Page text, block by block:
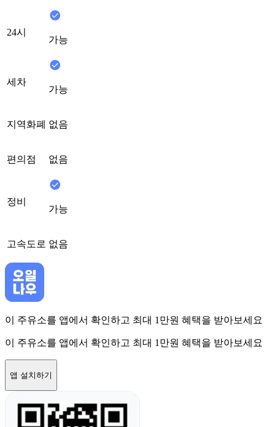
24시
가능
세차
가능
지역화폐 없음
편의점 없음
정비
가능
고속도로 없음
이 주유소를 앱에서 확인하고 최대 1만원 혜택을 받아보세요
이 주유소를 앱에서 확인하고 최대 1만원 혜택을 받아보세요
앱 설치하기